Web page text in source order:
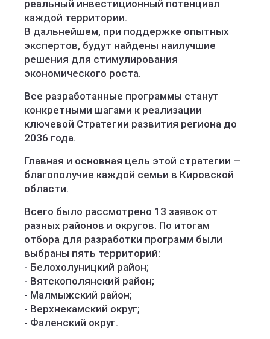
реальный инвестиционный потенциал
каждой территории.
В дальнейшем, при поддержке опытных
экспертов, будут найдены наилучшие
решения для стимулирования
экономического роста.
Все разработанные программы станут
конкретными шагами к реализации
ключевой Стратегии развития региона до
2036 года.
Главная и основная цель этой стратегии —
благополучие каждой семьи в Кировской
области.
Всего было рассмотрено 13 заявок от
разных районов и округов. По итогам
отбора для разработки программ были
выбраны пять территорий:
- Белохолуницкий район;
- Вятскополянский район;
- Малмыжский район;
- Верхнекамский округ;
- Фаленский округ.